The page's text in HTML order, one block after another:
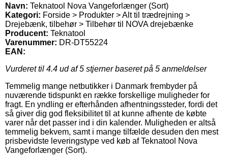
Navn: Teknatool Nova Vangeforlænger (Sort)
Kategori: Forside > Produkter > Alt til trædrejning >
Drejebænk, tilbehør > Tilbehør til NOVA drejebænke
Producent: Teknatool
Varenummer: DR-DT55224
EAN:
Vurderet til 4.4 ud af 5 stjerner baseret på 5 anmeldelser
Temmelig mange netbutikker i Danmark frembyder på
nuværende tidspunkt en række forskellige muligheder for
fragt. En yndling er efterhånden afhentningssteder, fordi det
så giver dig god fleksibilitet til at kunne afhente de købte
varer når det passer ind i din kalender. Muligheden er altså
temmelig bekvem, samt i mange tilfælde desuden den mest
prisbevidste leveringstype ved køb af Teknatool Nova
Vangeforlænger (Sort).